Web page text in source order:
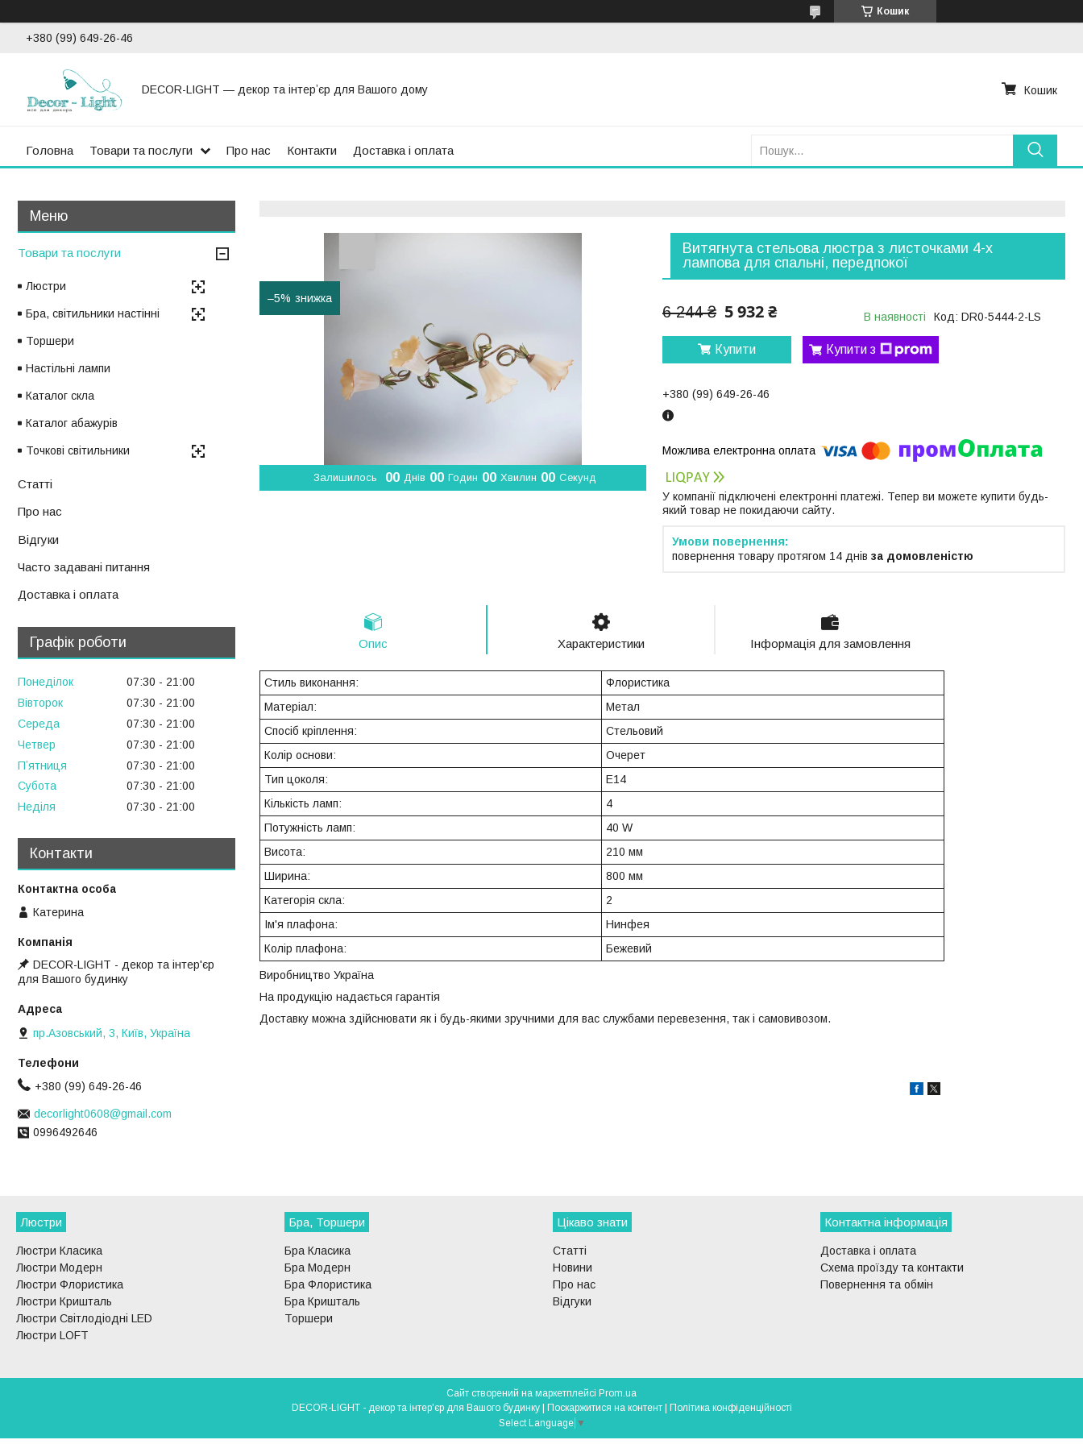
Кошик
+380 (99) 649-26-46
DECOR-LIGHT — декор та інтерʼєр для Вашого дому Кошик
Головна Товари та послуги Про нас Контакти Доставка і оплата
–5%
Залишилось 00 Днів 00 Годин 00 Хвилин 00 Секунд
Витягнута стельова люстра з листочками 4-х
лампова для спальні, передпокої
6 244 ₴ 5 932 ₴ В наявності Код: DR0-5444-2-LS
Купити Купити з
+380 (99) 649-26-46
У компанії підключені електронні платежі. Тепер ви можете купити будь-
який товар не покидаючи сайту.
повернення товару протягом 14 днів за домовленістю
Опис Характеристики Інформація для замовлення
Стиль виконання:
Флористика
Матеріал:
Метал
Спосіб кріплення:
Стельовий
Колір основи:
Очерет
Тип цоколя:
E14
Кількість ламп:
4
Потужність ламп:
40 W
Висота:
210 мм
Ширина:
800 мм
Категорія скла:
2
Ім'я плафона:
Нинфея
Колір плафона:
Бежевий
Виробництво Україна
На продукцію надається гарантія
Доставку можна здійснювати як і будь-якими зручними для вас службами перевезення, так і самовивозом.
Товари та послуги
Люстри
Бра, світильники настінні
Торшери
Настільні лампи
Каталог скла
Каталог абажурів
Точкові світильники
Статті
Про нас
Відгуки
Часто задавані питання
Доставка і оплата
Графік роботи
Понеділок 07:30
21:00
Вівторок
07:30
21:00
Середа
07:30
21:00
Четвер
07:30
21:00
Пʼятниця
07:30
21:00
Субота
07:30
21:00
Неділя
07:30 21:00
Контакти
Катерина
DECOR-LIGHT - декор та інтер'єр
для Вашого будинку
пр.Азовський, 3, Київ, Україна
+380 (99) 649-26-46
decorlight0608@gmail.com
0996492646
Люстри
Люстри Класика
Люстри Модерн
Люстри Флористика
Люстри Кришталь
Люстри Світлодіодні LED
Люстри LOFT
Бра, Торшери
Бра Класика
Бра Модерн
Бра Флористика
Бра Кришталь
Торшери
Цікаво знати
Статті
Новини
Про нас
Відгуки
Контактна інформація
Доставка і оплата
Схема проїзду та контакти
Повернення та обмін
Сайт створений на маркетплейсі Prom.ua
Поскаржитися на контент
Політика конфіденційності
Select Language ▼